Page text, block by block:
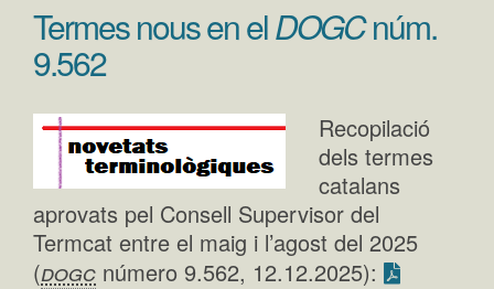
Termes nous en elDOGCnúm.
9.562
Recopilació
dels termes
catalans
aprovats pel Consell Supervisor del
Termcat entre el maig i l’agost del 2025
(dogc número 9.562, 12.12.2025):